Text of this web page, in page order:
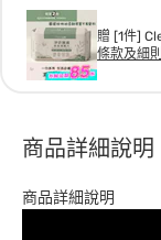
贈 [1件]
條款及細則
商品詳細說明
商品詳細說明